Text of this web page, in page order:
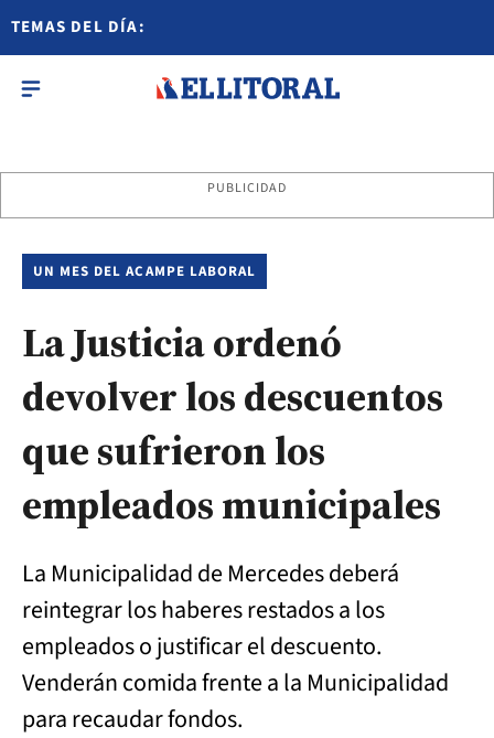
TEMAS DEL DÍA:
PUBLICIDAD
UN MES DEL ACAMPE LABORAL
La Justicia ordenó
devolver los descuentos
que sufrieron los
empleados municipales
La Municipalidad de Mercedes deberá
reintegrar los haberes restados a los
empleados o justificar el descuento.
Venderán comida frente a la Municipalidad
para recaudar fondos.